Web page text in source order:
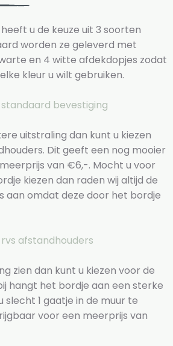
u de keuze uit 3 soorten
worden ze geleverd met
en 4 witte afdekdopjes zodat
kleur u wilt gebruiken.
bevestiging
uitstraling dan kunt u kiezen
Dit geeft een nog mooier
van €6,-. Mocht u voor
kiezen dan raden wij altijd de
aan omdat deze door het bordje
afstandhouders
zien dan kunt u kiezen voor de
hangt het bordje aan een sterke
1 gaatje in de muur te
voor een meerprijs van